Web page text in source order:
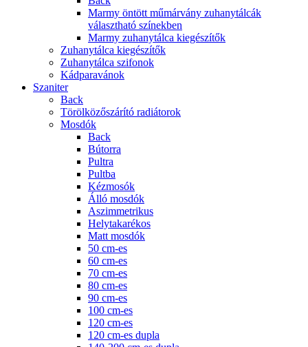
Marmy öntött műmárvány zuhanytálcák
választható színekben
Marmy zuhanytálca kiegészítők
Zuhanytálca kiegészítők
Zuhanytálca szifonok
Kádparavánok
Szaniter
Back
Törölközőszárító radiátorok
Mosdók
Back
Bútorra
Pultra
Pultba
Kézmosók
Álló mosdók
Aszimmetrikus
Helytakarékos
Matt mosdók
50 cm-es
60 cm-es
70 cm-es
80 cm-es
90 cm-es
100 cm-es
120 cm-es
120 cm-es dupla